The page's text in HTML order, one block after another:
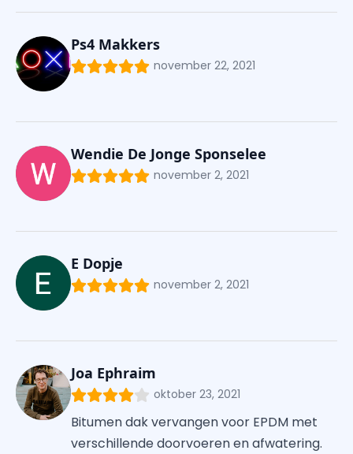
Ps4 Makkers
november 22, 2021
Wendie De Jonge Sponselee
november 2, 2021
E Dopje
november 2, 2021
Joa Ephraim
oktober 23, 2021
Bitumen dak vervangen voor EPDM met
verschillende doorvoeren en afwatering.